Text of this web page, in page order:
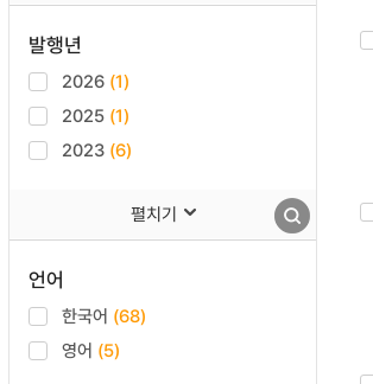
발행년
2026 (1)
2025 (1)
2023 (6)
펼치기
언어
한국어 (68)
영어 (5)